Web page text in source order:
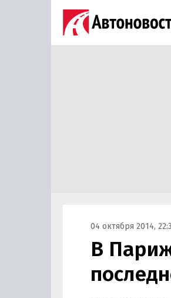
04 октября 2014,
В